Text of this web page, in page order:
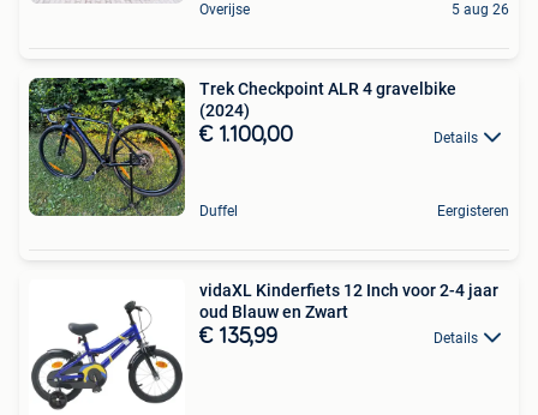
Overijse 5 aug 26
Trek Checkpoint ALR 4 gravelbike
(2024)
€ 1.100,00 Details
Duffel Eergisteren
vidaXL Kinderfiets 12 Inch voor 2-4 jaar
oud Blauw en Zwart
€ 135,99 Details